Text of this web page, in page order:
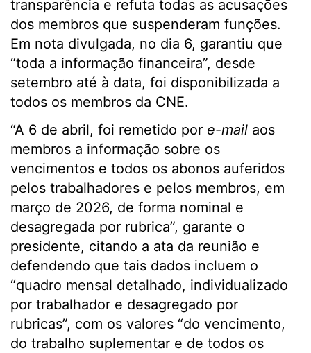
transparência e refuta todas as acusações
dos membros que suspenderam funções.
Em nota divulgada, no dia 6, garantiu que
“toda a informação financeira”, desde
setembro até à data, foi disponibilizada a
todos os membros da CNE.
“A 6 de abril, foi remetido por e-mail aos
membros a informação sobre os
vencimentos e todos os abonos auferidos
pelos trabalhadores e pelos membros, em
março de 2026, de forma nominal e
desagregada por rubrica”, garante o
presidente, citando a ata da reunião e
defendendo que tais dados incluem o
“quadro mensal detalhado, individualizado
por trabalhador e desagregado por
rubricas”, com os valores “do vencimento,
do trabalho suplementar e de todos os